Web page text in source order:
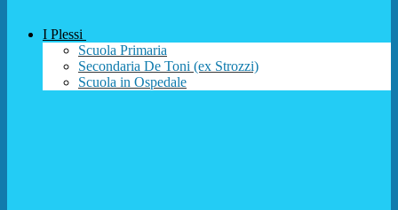
I Plessi
Scuola Primaria
Secondaria De Toni (ex Strozzi)
Scuola in Ospedale